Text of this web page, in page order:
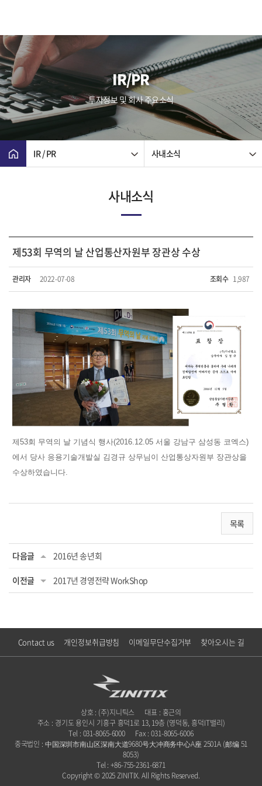
IR/PR
투자정보 및 회사 주요소식
IR / PR 사내소식
사내소식
제53회 무역의 날 산업통산자원부 장관상 수상
관리자 2022-07-08 조회수 1,987
제53회 무역의 날 기념식 행사(2016.12.05 서울 강남구 삼성동 코엑스)
에서 당사 응용기술개발실 김경규 상무님이 산업통상자원부 장관상을
수상하였습니다.
목록
다음글 2016년 송년회
이전글 2017년 경영전략 WorkShop
Contact us 개인정보취급방침 이메일무단수집거부 찾아오시는 길
상호 : (주)지니틱스
대표 : 홍근의
주소 : 경기도 용인시 기흥구 흥덕1로 13, 19층 (영덕동, 흥덕IT밸리)
Tel : 031-8065-6000
Fax : 031-8065-6006
중국법인 : 中国深圳市南山区深南大道9680号大冲商务中心A座 2501A (邮编 51
8053)
Tel : +86-755-2361-6871
Copyright © 2025 ZINITIX. All Rights Reserved.